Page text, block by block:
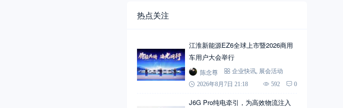
热点关注
江淮新能源EZ6全球上市暨2026商用
车用户大会举行
陈念尊 企业快讯
展会活动
2026年8月7日 21:18
592 0
J6G Pro纯电牵引，为高效物流注入